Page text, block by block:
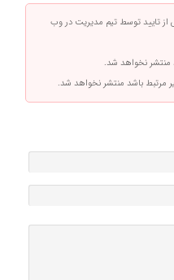
تایید توسط تیم مدیریت در وب
منتشر نخواهد شد.
مرتبط باشد منتشر نخواهد شد.